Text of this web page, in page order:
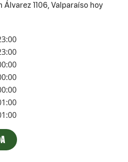
Álvarez 1106, Valparaíso hoy